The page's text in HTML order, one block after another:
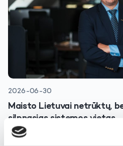
2026-06-30
Maisto Lietuvai netrūktų,
silpnąsias sistemos vietas
Skaityti